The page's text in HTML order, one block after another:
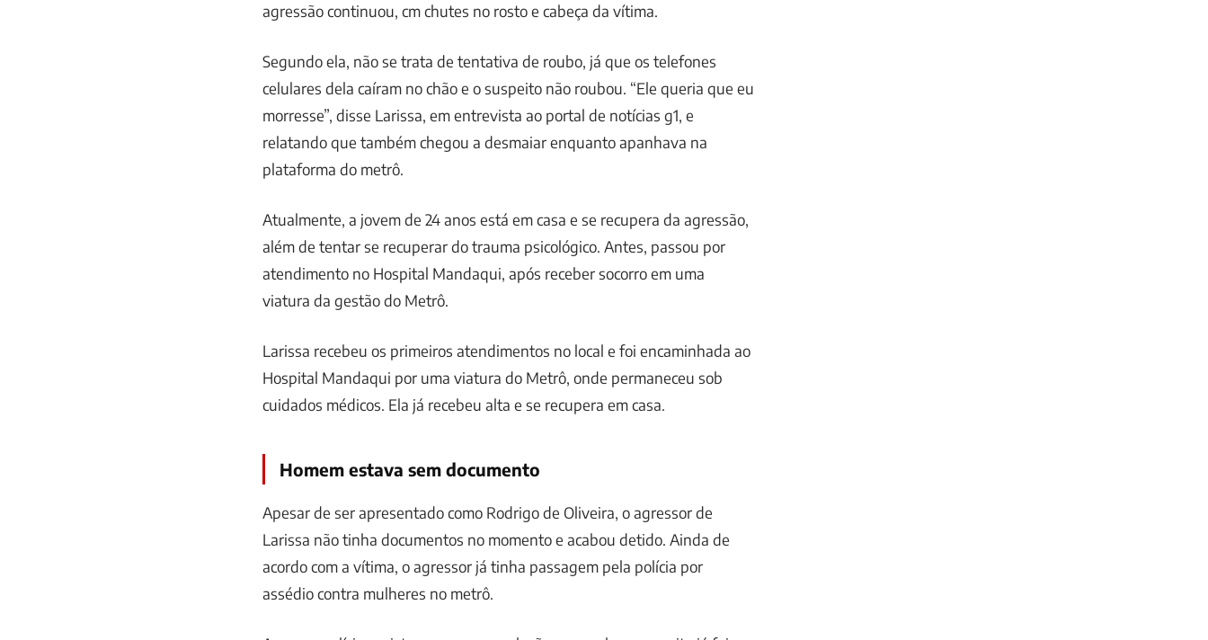
agressão continuou, cm chutes no rosto e cabeça da vítima.
Segundo ela, não se trata de tentativa de roubo, já que os telefones
celulares dela caíram no chão e o suspeito não roubou. “Ele queria que eu
morresse”, disse Larissa, em entrevista ao portal de notícias g1, e
relatando que também chegou a desmaiar enquanto apanhava na
plataforma do metrô.
Atualmente, a jovem de 24 anos está em casa e se recupera da agressão,
além de tentar se recuperar do trauma psicológico. Antes, passou por
atendimento no Hospital Mandaqui, após receber socorro em uma
viatura da gestão do Metrô.
Larissa recebeu os primeiros atendimentos no local e foi encaminhada ao
Hospital Mandaqui por uma viatura do Metrô, onde permaneceu sob
cuidados médicos. Ela já recebeu alta e se recupera em casa.
Homem estava sem documento
Apesar de ser apresentado como Rodrigo de Oliveira, o agressor de
Larissa não tinha documentos no momento e acabou detido. Ainda de
acordo com a vítima, o agressor já tinha passagem pela polícia por
assédio contra mulheres no metrô.